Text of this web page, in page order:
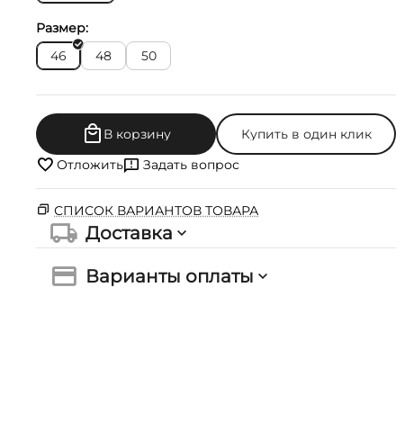
Размер:
46
48 50
В корзину
Купить в один клик
Отложить
Задать вопрос
СПИСОК ВАРИАНТОВ ТОВАРА
Доставка
Варианты оплаты